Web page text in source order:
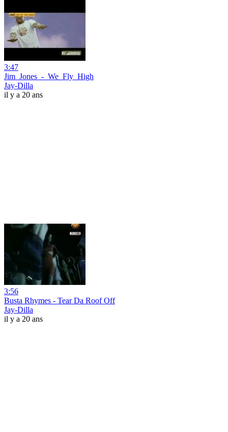
3:47
Jim_Jones_-_We_Fly_High
Jay-Dilla
il y a 20 ans
3:56
Busta Rhymes - Tear Da Roof Off
Jay-Dilla
il y a 20 ans